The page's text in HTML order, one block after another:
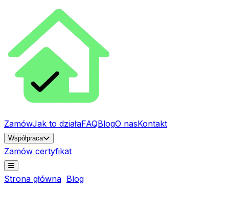
ZamówJak to działaFAQBlogO nasKontakt
Współpraca
Zamów certyfikat
Strona główna Blog